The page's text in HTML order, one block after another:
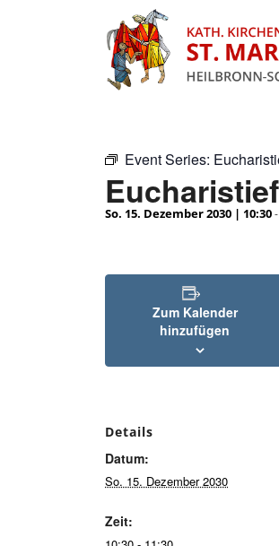
Event Series:
So. 15. Dezember 2030 | 10:30-
Zum Kalender
hinzufügen
Details
Datum:
So. 15. Dezember 2030
Zeit: